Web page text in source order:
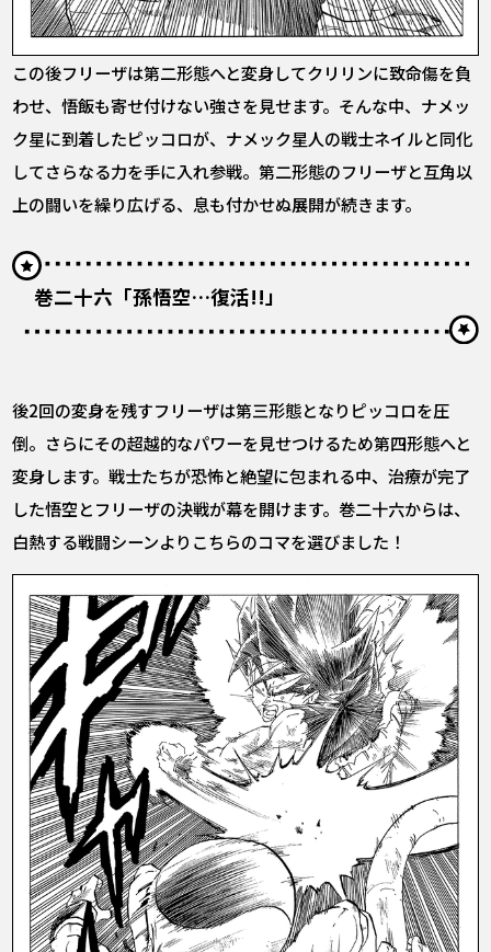
この後フリーザは第二形態へと変身してクリリンに致命傷を負
わせ、悟飯も寄せ付けない強さを見せます。そんな中、ナメッ
ク星に到着したピッコロが、ナメック星人の戦士ネイルと同化
してさらなる力を手に入れ参戦。第二形態のフリーザと互角以
上の闘いを繰り広げる、息も付かせぬ展開が続きます。
巻二十六「孫悟空…復活!!」
後2回の変身を残すフリーザは第三形態となりピッコロを圧
倒。さらにその超越的なパワーを見せつけるため第四形態へと
変身します。戦士たちが恐怖と絶望に包まれる中、治療が完了
した悟空とフリーザの決戦が幕を開けます。巻二十六からは、
白熱する戦闘シーンよりこちらのコマを選びました！